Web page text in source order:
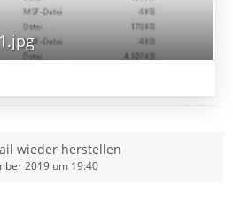
wieder herstellen
2019 um 19:40